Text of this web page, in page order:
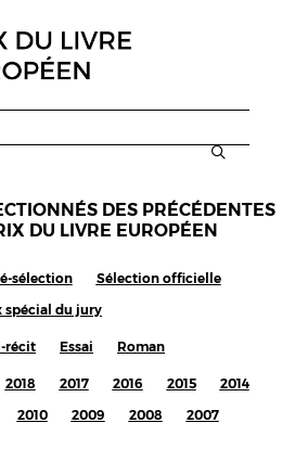
DES PRÉCÉDENTES
DU LIVRE EUROPÉEN
sélection
Sélection officielle
spécial du jury
récit Essai Roman
2018 2017 2016 2015
2014
2010 2009 2008 2007